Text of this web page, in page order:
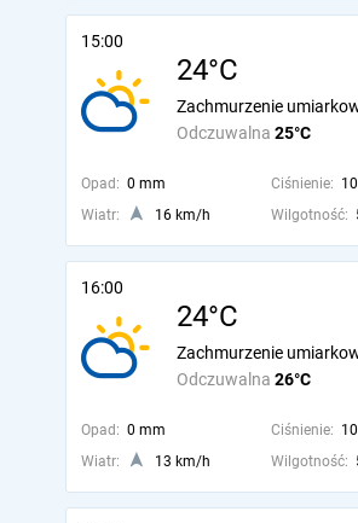
15:00
24°C
Odczuwalna 25°C
Zachmurzenie
Opad: 0 mm Ciśnienie:
Wiatr:
16 km/h Wilgotność:
16:00
24°C
Odczuwalna 26°C
Zachmurzenie
Opad: 0 mm Ciśnienie:
Wiatr:
13 km/h Wilgotność: